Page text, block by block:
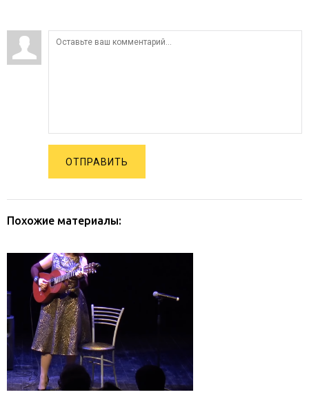
ОТПРАВИТЬ
Похожие материалы: